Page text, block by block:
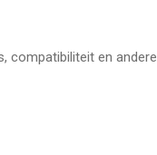
compatibiliteit en andere